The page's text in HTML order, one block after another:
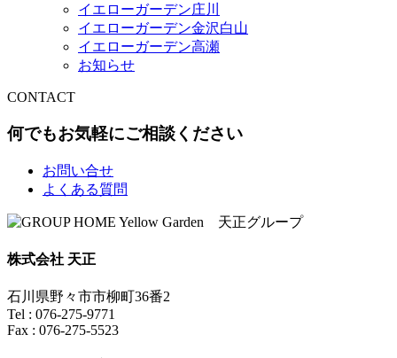
イエローガーデン庄川
イエローガーデン金沢白山
イエローガーデン高瀬
お知らせ
CONTACT
何でもお気軽にご相談ください
お問い合せ
よくある質問
株式会社 天正
石川県野々市市柳町36番2
Tel : 076-275-9771
Fax : 076-275-5523